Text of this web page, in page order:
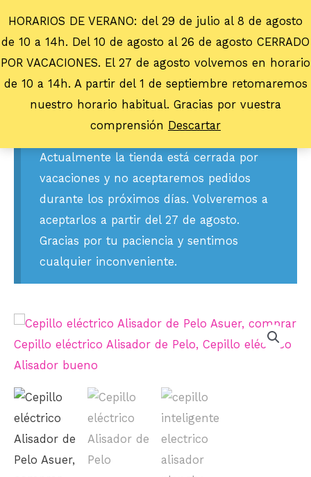
HORARIOS DE VERANO: del 29 de julio al 8 de agosto
de 10 a 14h. Del 10 de agosto al 26 de agosto CERRADO
POR VACACIONES. El 27 de agosto volvemos en horario
de 10 a 14h. A partir del 1 de septiembre retomaremos
nuestro horario habitual. Gracias por vuestra
comprensión Descartar
Actualmente la tienda está cerrada por
vacaciones y no aceptaremos pedidos
durante los próximos días. Volveremos a
aceptarlos a partir del 27 de agosto.
Gracias por tu paciencia y sentimos
cualquier inconveniente.